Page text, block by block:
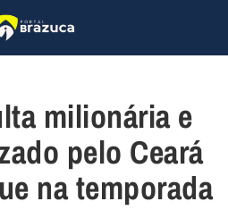
milionária e
pelo Ceará
na temporada